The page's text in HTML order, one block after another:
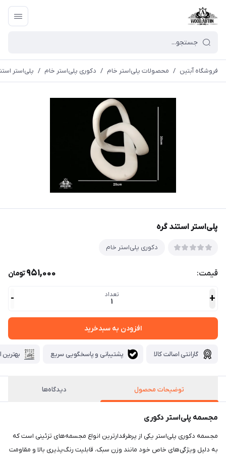
فروشگاه آبتین / محصولات پلی‌استر خام / دکوری پلی‌استر خام / پلی‌استر
پلی‌استر استند گره
دکوری پلی‌استر خام
قیمت: 951,000تومان
+ تعداد
1
-
افزودن به سبدخرید
گارانتی اصالت کالا پشتیبانی و پاسخگویی سریع بهترین
توضیحات محصول دیدگاه‌ها
مجسمه پلی‌استر دکوری
مجسمه دکوری پلی‌استر یکی از پرطرفدارترین انواع مجسمه‌های تزئینی است که
به دلیل ویژگی‌های خاص خود مانند وزن سبک، قابلیت رنگ‌پذیری بالا و مقاومت